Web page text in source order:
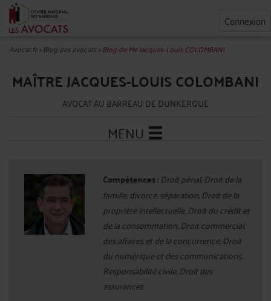
Connexion
Avocat.fr>Blog des avocats>Blog de Me Jacques-Louis COLOMBANI
MAÎTRE JACQUES-LOUIS COLOMBANI
AVOCAT AU BARREAU DE DUNKERQUE
MENU
Compétences : Droit pénal, Droit de la
famille, divorce, séparation, Droit de la
propriété intellectuelle, Droit du crédit et
de la consommation, Droit commercial,
des affaires et de la concurrence, Droit
du numérique et des communications,
Responsabilité civile, Droit des
assurances